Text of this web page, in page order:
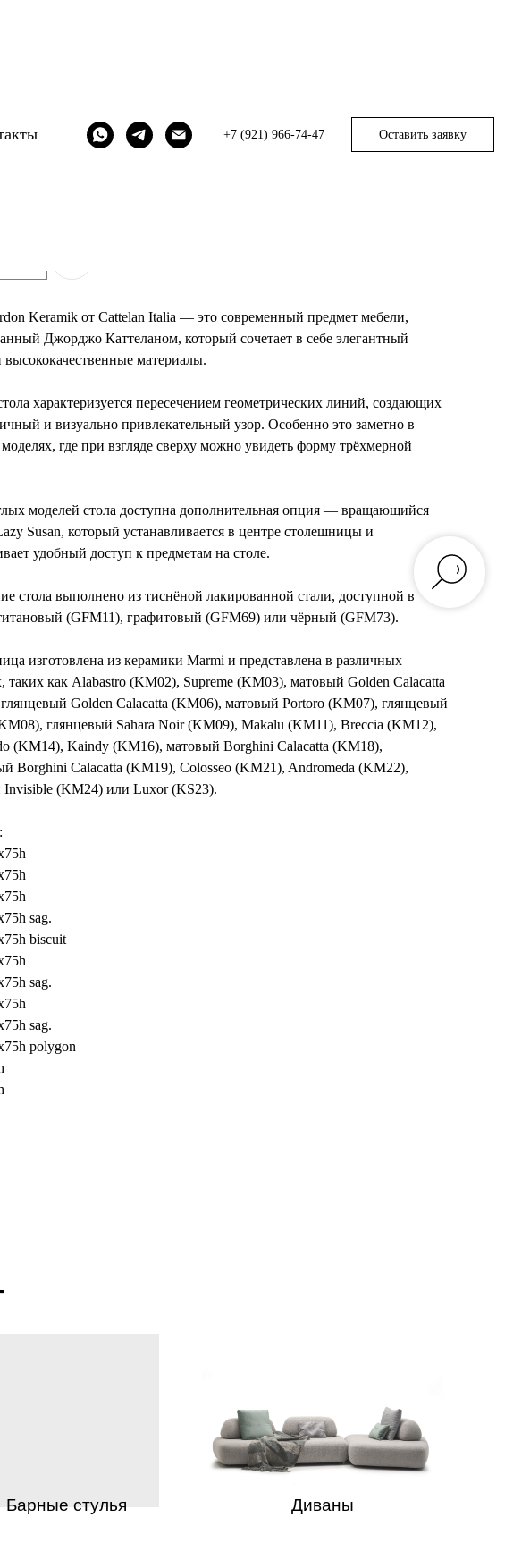
+7 (921) 966-74-47 Оставить заявку
Gordon Keramik
Keramik от Cattelan Italia — это современный предмет мебели,
Джорджо Каттеланом, который сочетает в себе элегантный
высококачественные материалы.
характеризуется пересечением геометрических линий, создающих
и визуально привлекательный узор. Особенно это заметно в
где при взгляде сверху можно увидеть форму трёхмерной
моделей стола доступна дополнительная опция — вращающийся
Susan, который устанавливается в центре столешницы и
удобный доступ к предметам на столе.
стола выполнено из тиснёной лакированной стали, доступной в
(GFM11), графитовый (GFM69) или чёрный (GFM73).
изготовлена из керамики Marmi и представлена в различных
таких как Alabastro (KM02), Supreme (KM03), матовый Golden Calacatta
Golden Calacatta (KM06), матовый Portoro (KM07), глянцевый
глянцевый Sahara Noir (KM09), Makalu (KM11), Breccia (KM12),
(KM14), Kaindy (KM16), матовый Borghini Calacatta (KM18),
Borghini Calacatta (KM19), Colosseo (KM21), Andromeda (KM22),
Invisible (KM24) или Luxor (KS23).
sag.
biscuit
sag.
sag.
polygon
Барные стулья Диваны